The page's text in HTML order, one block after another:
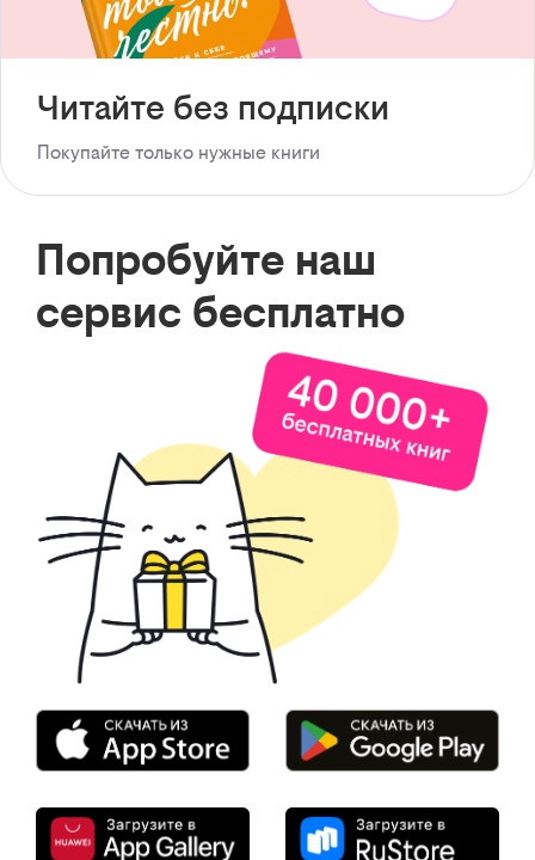
Читайте без подписки
Покупайте только нужные книги
Попробуйте наш
сервис бесплатно